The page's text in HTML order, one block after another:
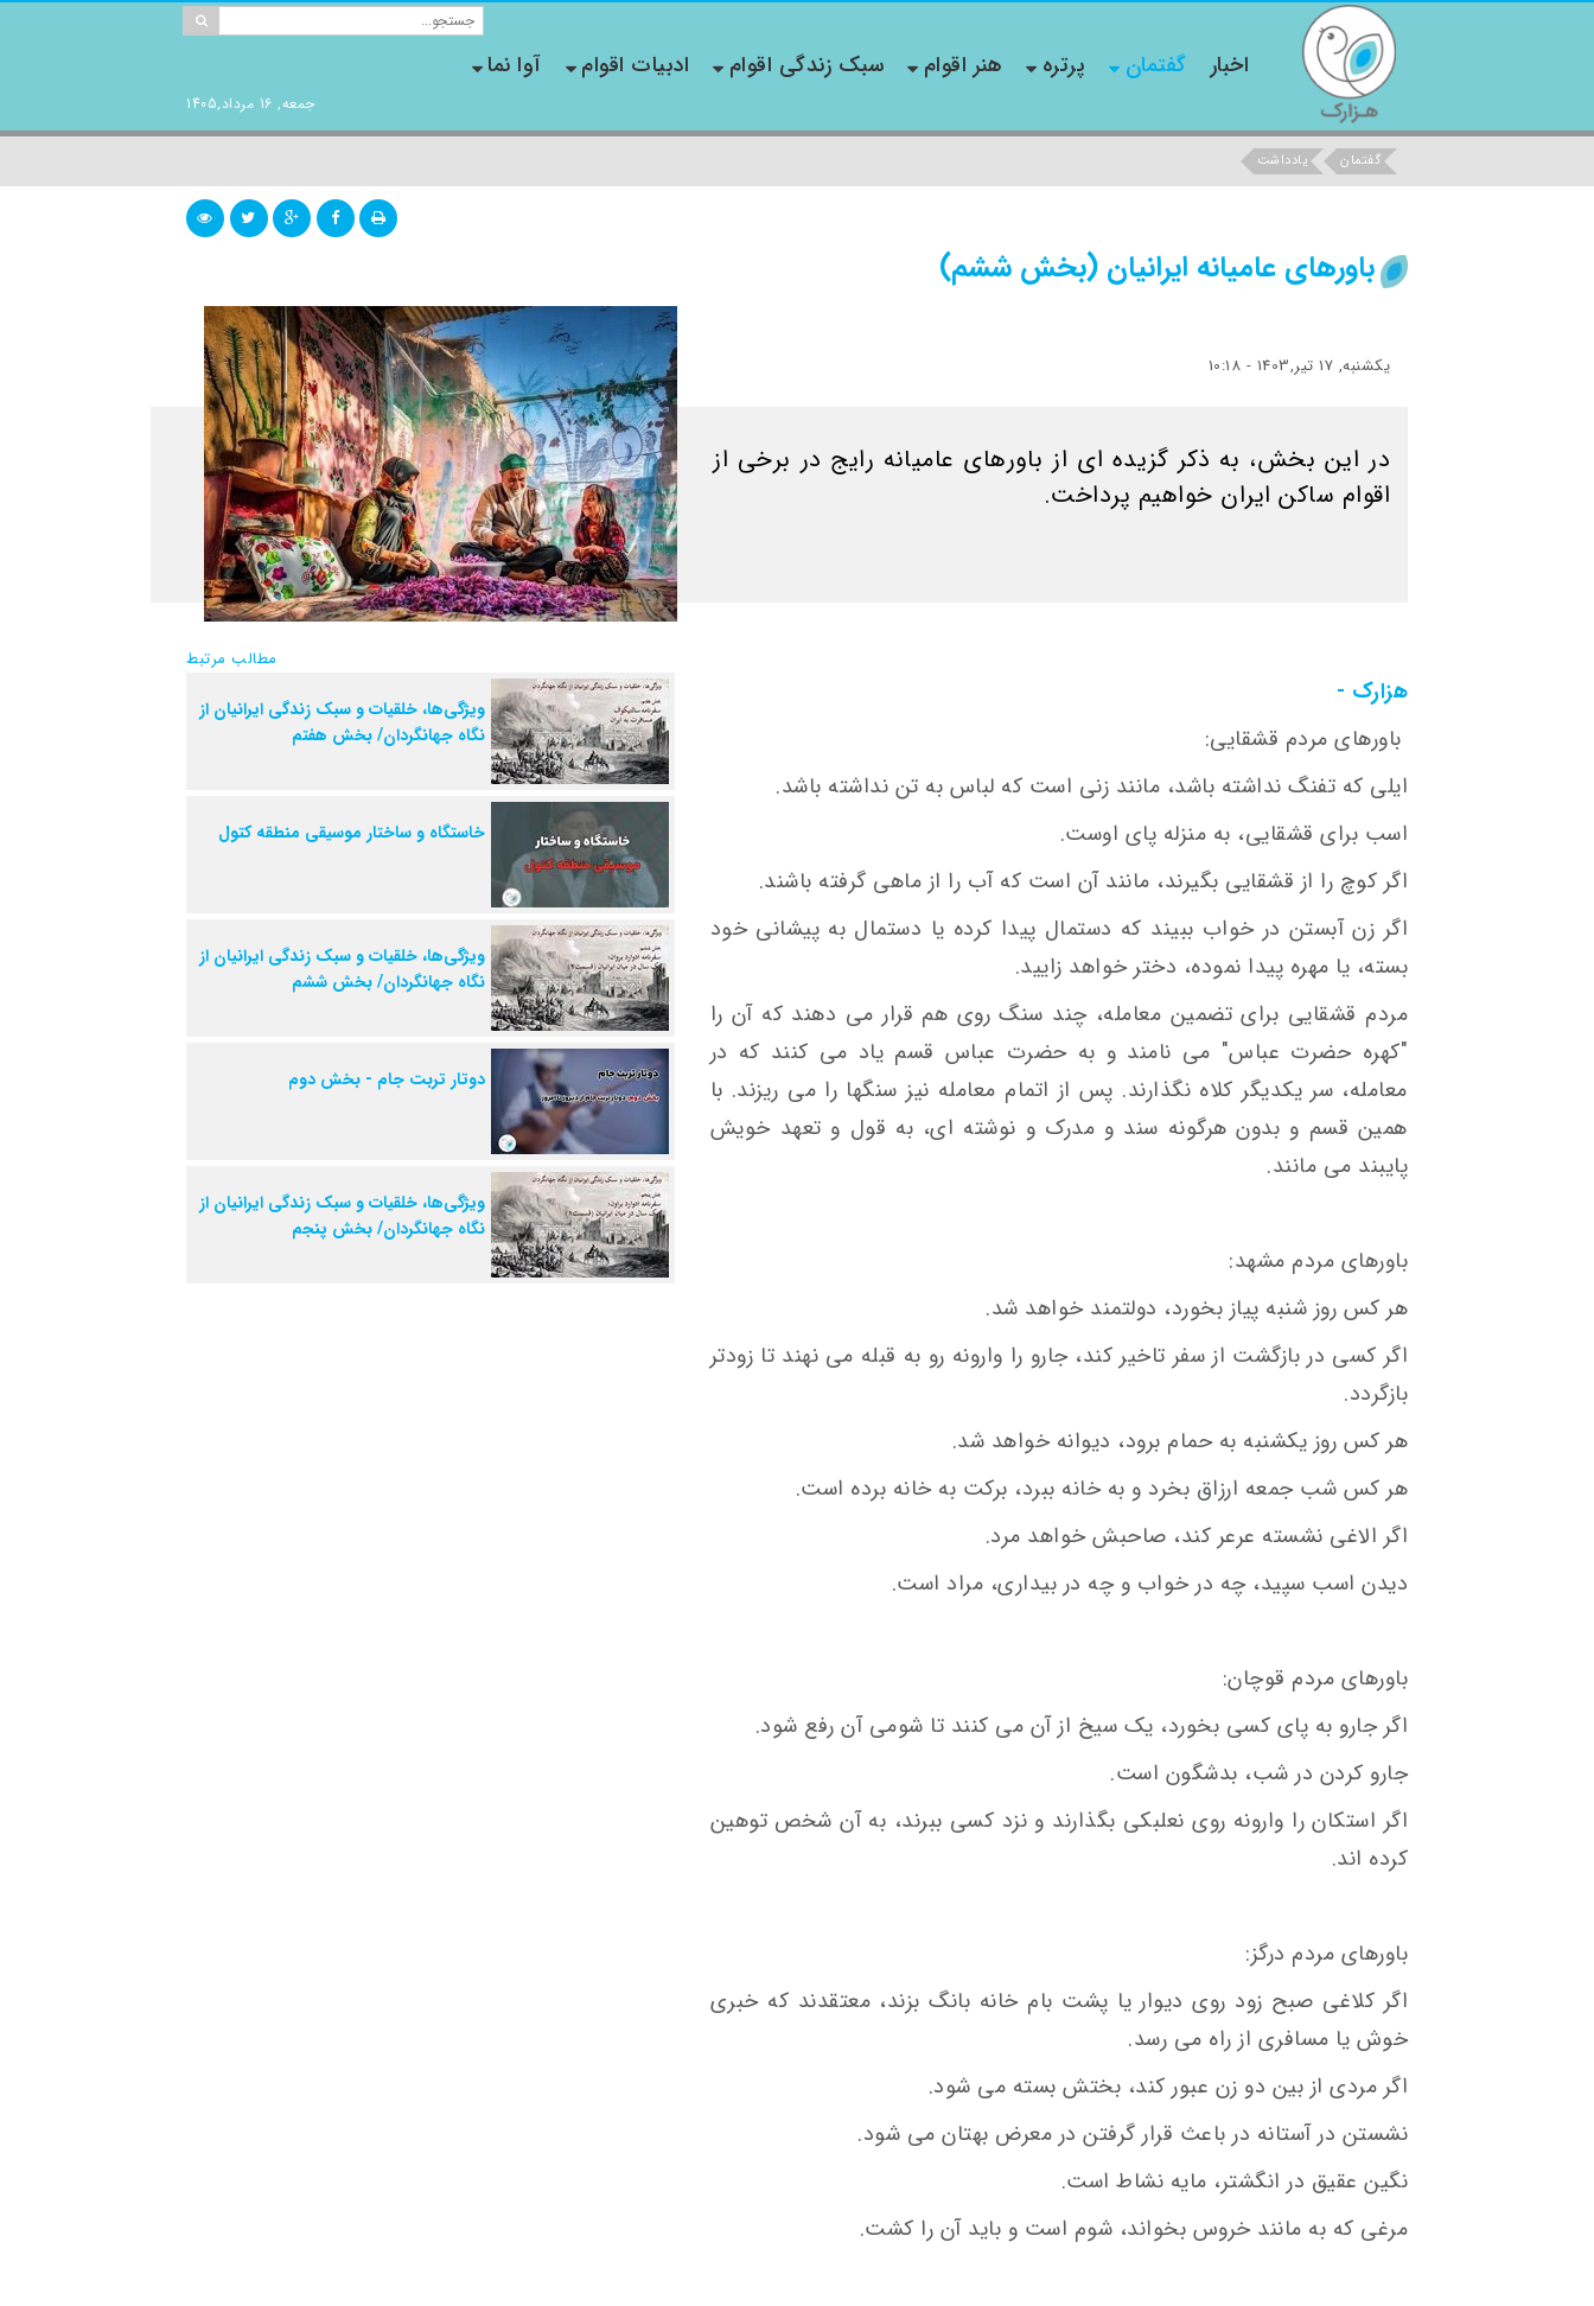
جمعه, 16 مرداد,1405
اخبار گفتمان پرتره هنر اقوام سبک زندگی اقوام ادبیات اقوام آوا نما
گفتمان یادداشت
باورهای عامیانه ایرانیان (بخش ششم)
یکشنبه, 17 تیر,1403 - 10:18
در این بخش، به ذکر گزیده ای از باورهای عامیانه رایج در برخی از
اقوام ساکن ایران خواهیم پرداخت.
هزارک -
باورهای مردم قشقایی:
ایلی که تفنگ نداشته باشد، مانند زنی است که لباس به تن نداشته باشد.
اسب برای قشقایی، به منزله پای اوست.
اگر کوچ را از قشقایی بگیرند، مانند آن است که آب را از ماهی گرفته باشند.
اگر زن آبستن در خواب ببیند که دستمال پیدا کرده یا دستمال به پیشانی خود
بسته، یا مهره پیدا نموده، دختر خواهد زایید.
مردم قشقایی برای تضمین معامله، چند سنگ روی هم قرار می دهند که آن را
"کهره حضرت عباس" می نامند و به حضرت عباس قسم یاد می کنند که در
معامله، سر یکدیگر کلاه نگذارند. پس از اتمام معامله نیز سنگها را می ریزند. با
همین قسم و بدون هرگونه سند و مدرک و نوشته ای، به قول و تعهد خویش
پایبند می مانند.
باورهای مردم مشهد:
هر کس روز شنبه پیاز بخورد، دولتمند خواهد شد.
اگر کسی در بازگشت از سفر تاخیر کند، جارو را وارونه رو به قبله می نهند تا زودتر
بازگردد.
هر کس روز یکشنبه به حمام برود، دیوانه خواهد شد.
هر کس شب جمعه ارزاق بخرد و به خانه ببرد، برکت به خانه برده است.
اگر الاغی نشسته عرعر کند، صاحبش خواهد مرد.
دیدن اسب سپید، چه در خواب و چه در بیداری، مراد است.
باورهای مردم قوچان:
اگر جارو به پای کسی بخورد، یک سیخ از آن می کنند تا شومی آن رفع شود.
جارو کردن در شب، بدشگون است.
اگر استکان را وارونه روی نعلبکی بگذارند و نزد کسی ببرند، به آن شخص توهین
کرده اند.
باورهای مردم درگز:
اگر کلاغی صبح زود روی دیوار یا پشت بام خانه بانگ بزند، معتقدند که خبری
خوش یا مسافری از راه می رسد.
اگر مردی از بین دو زن عبور کند، بختش بسته می شود.
نشستن در آستانه در باعث قرار گرفتن در معرض بهتان می شود.
نگین عقیق در انگشتر، مایه نشاط است.
مرغی که به مانند خروس بخواند، شوم است و باید آن را کشت.
مطالب مرتبط
ویژگی‌ها، خلقیات و سبک زندگی ایرانیان از
نگاه جهانگردان/ بخش هفتم
خاستگاه و ساختار موسیقی منطقه کتول
ویژگی‌ها، خلقیات و سبک زندگی ایرانیان از
نگاه جهانگردان/ بخش ششم
دوتار تربت جام - بخش دوم
ویژگی‌ها، خلقیات و سبک زندگی ایرانیان از
نگاه جهانگردان/ بخش پنجم